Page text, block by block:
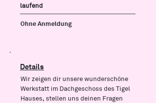
laufend
Ohne Anmeldung
Details
Wir zeigen dir unsere wunderschöne
Werkstatt im Dachgeschoss des Tigel
Hauses, stellen uns deinen Fragen